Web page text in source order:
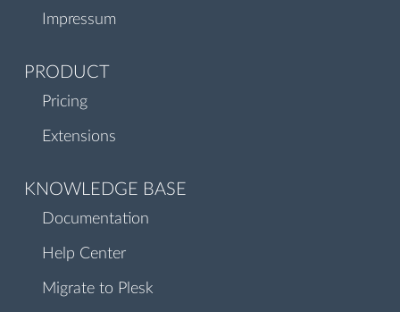
Impressum
PRODUCT
Pricing
Extensions
KNOWLEDGE BASE
Documentation
Help Center
Migrate to Plesk